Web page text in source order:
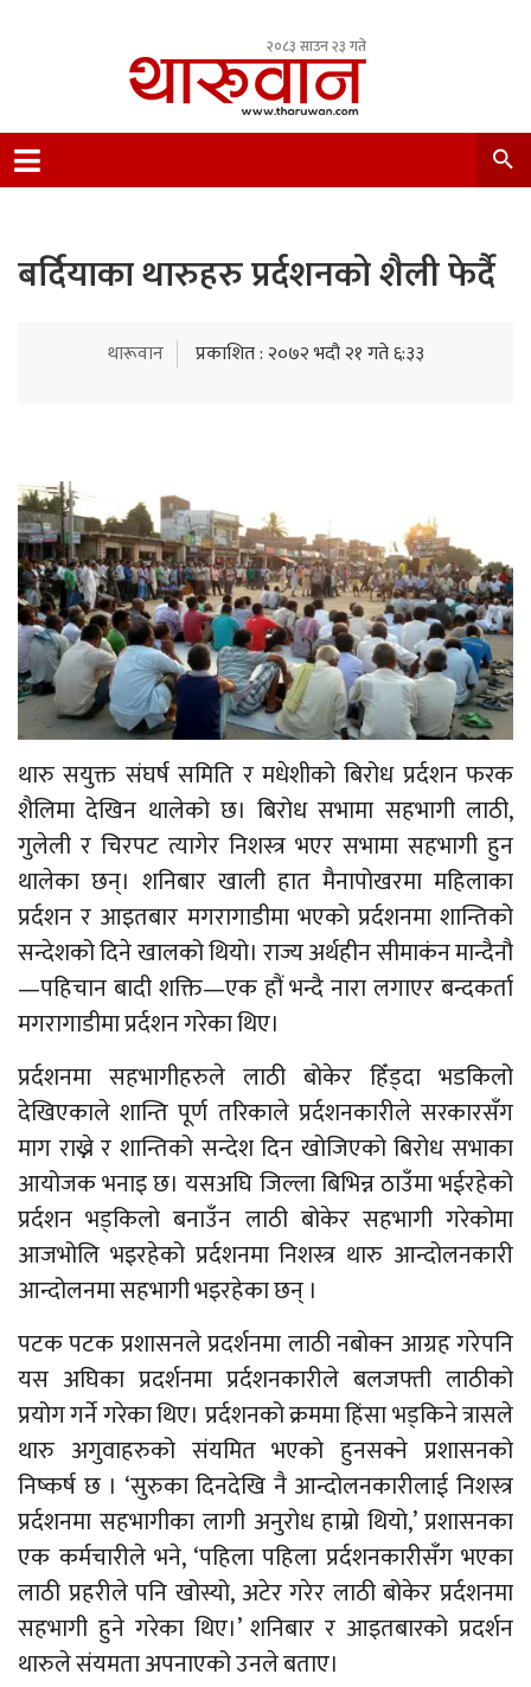
२०८३ साउन २३ गते
Nepal.
बर्दियाका थारुहरु प्रर्दशनको शैली फेर्दै
थारूवान प्रकाशित : २०७२ भदौ २१ गते ६:३३
थारु सयुक्त संघर्ष समिति र मधेशीको बिरोध प्रर्दशन फरक
शैलिमा देखिन थालेको छ। बिरोध सभामा सहभागी लाठी,
गुलेली र चिरपट त्यागेर निशस्त्र भएर सभामा सहभागी हुन
थालेका छन्। शनिबार खाली हात मैनापोखरमा महिलाका
प्रर्दशन र आइतबार मगरागाडीमा भएको प्रर्दशनमा शान्तिको
सन्देशको दिने खालको थियो। राज्य अर्थहीन सीमाकंन मान्दैनौ
—पहिचान बादी शक्ति—एक हौं भन्दै नारा लगाएर बन्दकर्ता
मगरागाडीमा प्रर्दशन गरेका थिए।
प्रर्दशनमा सहभागीहरुले लाठी बोकेर हिँड्दा भडकिलो
देखिएकाले शान्ति पूर्ण तरिकाले प्रर्दशनकारीले सरकारसँग
माग राख्ने र शान्तिको सन्देश दिन खोजिएको बिरोध सभाका
आयोजक भनाइ छ। यसअघि जिल्ला बिभिन्न ठाउँमा भईरहेको
प्रर्दशन भड्किलो बनाउँन लाठी बोकेर सहभागी गरेकोमा
आजभोलि भइरहेको प्रर्दशनमा निशस्त्र थारु आन्दोलनकारी
आन्दोलनमा सहभागी भइरहेका छन् ।
पटक पटक प्रशासनले प्रदर्शनमा लाठी नबोक्न आग्रह गरेपनि
यस अघिका प्रदर्शनमा प्रर्दशनकारीले बलजफ्ती लाठीको
प्रयोग गर्ने गरेका थिए। प्रर्दशनको क्रममा हिंसा भड्किने त्रासले
थारु अगुवाहरुको संयमित भएको हुनसक्ने प्रशासनको
निष्कर्ष छ । ‘सुरुका दिनदेखि नै आन्दोलनकारीलाई निशस्त्र
प्रर्दशनमा सहभागीका लागी अनुरोध हाम्रो थियो,’ प्रशासनका
एक कर्मचारीले भने, ‘पहिला पहिला प्रर्दशनकारीसँग भएका
लाठी प्रहरीले पनि खोस्यो, अटेर गरेर लाठी बोकेर प्रर्दशनमा
सहभागी हुने गरेका थिए।’ शनिबार र आइतबारको प्रदर्शन
थारुले संयमता अपनाएको उनले बताए।